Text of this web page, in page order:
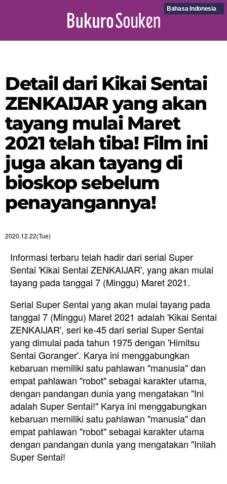
Bahasa Indonesia
Detail dari Kikai Sentai
ZENKAIJAR yang akan
tayang mulai Maret
2021 telah tiba! Film ini
juga akan tayang di
bioskop sebelum
penayangannya!
2020.12.22(Tue)
Informasi terbaru telah hadir dari serial Super
Sentai 'Kikai Sentai ZENKAIJAR', yang akan mulai
tayang pada tanggal 7 (Minggu) Maret 2021.
Serial Super Sentai yang akan mulai tayang pada
tanggal 7 (Minggu) Maret 2021 adalah 'Kikai Sentai
ZENKAIJAR', seri ke-45 dari serial Super Sentai
yang dimulai pada tahun 1975 dengan 'Himitsu
Sentai Goranger'. Karya ini menggabungkan
kebaruan memiliki satu pahlawan "manusia" dan
empat pahlawan "robot" sebagai karakter utama,
dengan pandangan dunia yang mengatakan "Ini
adalah Super Sentai!" Karya ini menggabungkan
kebaruan memiliki satu pahlawan "manusia" dan
empat pahlawan "robot" sebagai karakter utama
dengan pandangan dunia yang mengatakan "Inilah
Super Sentai!